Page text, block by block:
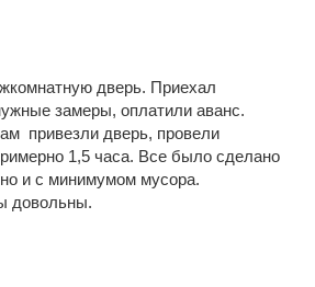
дверь. Приехал
замеры, оплатили аванс.
привезли дверь, провели
1,5 часа. Все было сделано
и с минимумом мусора.
довольны.